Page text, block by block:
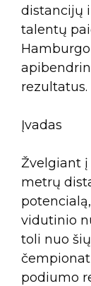
distancijų
talentų
rezultatus.
Įvadas
Žvelgiant
metrų
vidutinio
toli nuo
podiumo